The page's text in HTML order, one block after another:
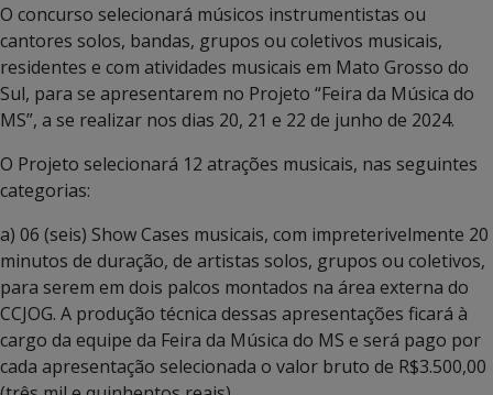
O concurso selecionará músicos instrumentistas ou
cantores solos, bandas, grupos ou coletivos musicais,
residentes e com atividades musicais em Mato Grosso do
Sul, para se apresentarem no Projeto “Feira da Música do
MS”, a se realizar nos dias 20, 21 e 22 de junho de 2024.
O Projeto selecionará 12 atrações musicais, nas seguintes
categorias:
a) 06 (seis) Show Cases musicais, com impreterivelmente 20
minutos de duração, de artistas solos, grupos ou coletivos,
para serem em dois palcos montados na área externa do
CCJOG. A produção técnica dessas apresentações ficará à
cargo da equipe da Feira da Música do MS e será pago por
cada apresentação selecionada o valor bruto de R$3.500,00